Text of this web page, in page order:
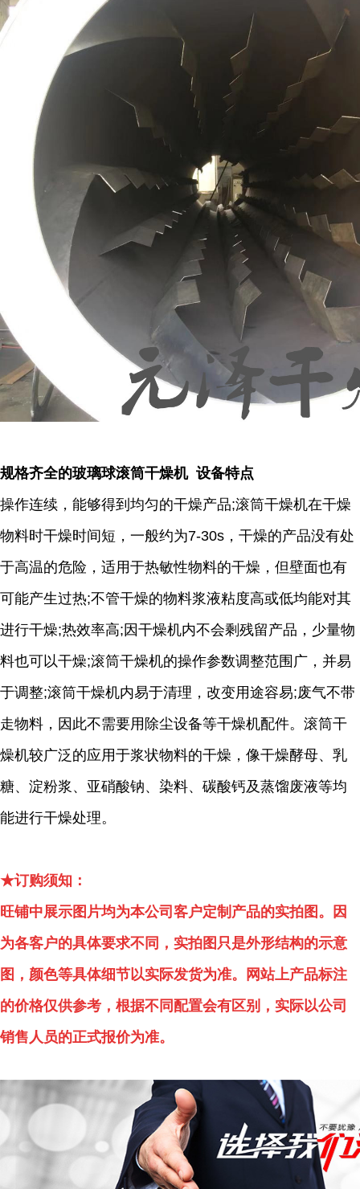
规格齐全的玻璃球滚筒干燥机 设备特点
操作连续，能够得到均匀的干燥产品;滚筒干燥机在干燥
物料时干燥时间短，一般约为7-30s，干燥的产品没有处
于高温的危险，适用于热敏性物料的干燥，但壁面也有
可能产生过热;不管干燥的物料浆液粘度高或低均能对其
进行干燥;热效率高;因干燥机内不会剩残留产品，少量物
料也可以干燥;滚筒干燥机的操作参数调整范围广，并易
于调整;滚筒干燥机内易于清理，改变用途容易;废气不带
走物料，因此不需要用除尘设备等干燥机配件。滚筒干
燥机较广泛的应用于浆状物料的干燥，像干燥酵母、乳
糖、淀粉浆、亚硝酸钠、染料、碳酸钙及蒸馏废液等均
能进行干燥处理。
★订购须知：
旺铺中展示图片均为本公司客户定制产品的实拍图。因
为各客户的具体要求不同，实拍图只是外形结构的示意
图，颜色等具体细节以实际发货为准。网站上产品标注
的价格仅供参考，根据不同配置会有区别，实际以公司
销售人员的正式报价为准。